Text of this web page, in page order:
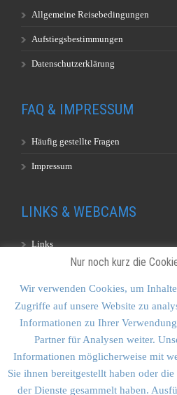
Allgemeine Reisebedingungen
Aufstiegsbestimmungen
Datenschutzerklärung
FAQ & IMPRESSUM
Häufig gestellte Fragen
Impressum
LINKS & WEBCAMS
Links
KONTAKT & SITEMAP
Kontakt
Sitemap
Nur noch kurz die
Wir verwenden Cookies, um
Zugriffe auf unsere Website zu
Informationen zu Ihrer
Partner für Analysen weiter.
Informationen möglicherweise mit
Sie ihnen bereitgestellt haben oder
der Dienste gesammelt haben.